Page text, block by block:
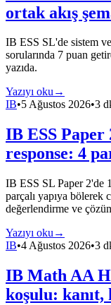
ortak akış
IB ESS SL'de sistem ve
sorularında 7 puan
yazıda.
Yazıyı oku→
IB•5 Ağustos 2026•3
IB ESS Paper
response: 4
IB ESS SL Paper 2'de
parçalı yapıya
değerlendirme ve
Yazıyı oku →
IB•4 Ağustos 2026•3
IB Math AA
koşulu: kanıt,